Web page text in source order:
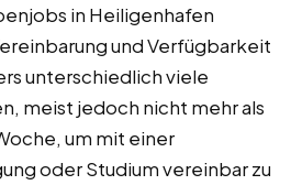
in Heiligenhafen
und Verfügbarkeit
unterschiedlich viele
meist jedoch nicht mehr als
um mit einer
oder Studium vereinbar zu